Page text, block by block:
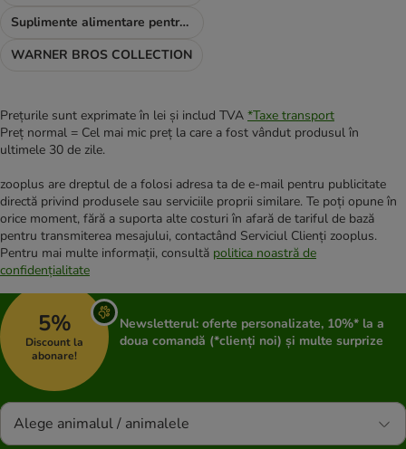
Suplimente alimentare pentru câini
WARNER BROS COLLECTION
Prețurile sunt exprimate în lei și includ TVA *Taxe transport
Preț normal = Cel mai mic preț la care a fost vândut produsul în
ultimele 30 de zile.
zooplus are dreptul de a folosi adresa ta de e-mail pentru publicitate
directă privind produsele sau serviciile proprii similare. Te poți opune în
orice moment, fără a suporta alte costuri în afară de tariful de bază
pentru transmiterea mesajului, contactând Serviciul Clienți zooplus.
Pentru mai multe informații, consultă politica noastră de
confidențialitate
5%
Discount la
abonare!
Newsletterul: oferte personalizate, 10%* la a
doua comandă (*clienți noi) și multe surprize
Alege animalul / animalele